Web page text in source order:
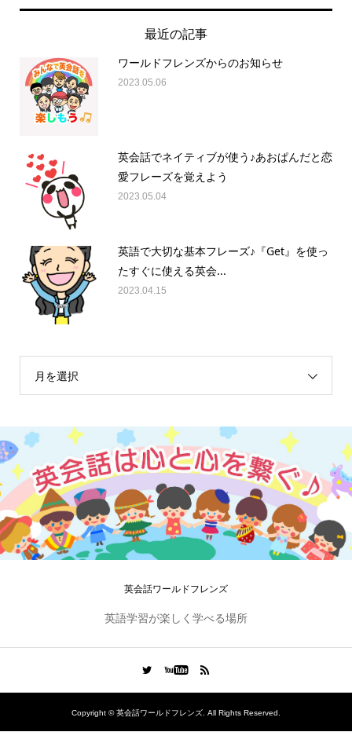
最近の記事
ワールドフレンズからのお知らせ
2023.05.06
英会話でネイティブが使う♪あおぱんだと恋
愛フレーズを覚えよう
2023.05.04
英語で大切な基本フレーズ♪『Get』を使っ
たすぐに使える英会...
2023.04.15
月を選択
英会話ワールドフレンズ
英語学習が楽しく学べる場所
Copyright ©英会話ワールドフレンズ. All Rights Reserved.